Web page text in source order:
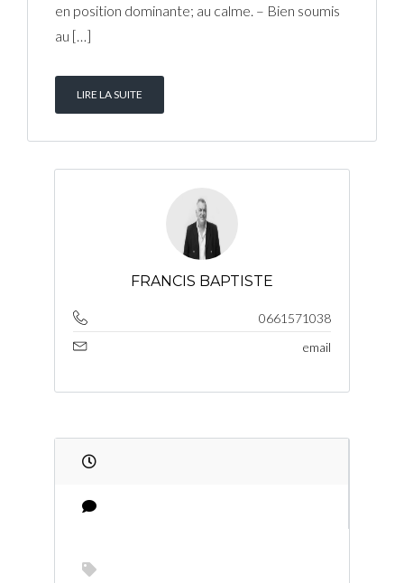
en position dominante; au calme. – Bien soumis
au […]
LIRE LA SUITE
FRANCIS BAPTISTE
0661571038
email